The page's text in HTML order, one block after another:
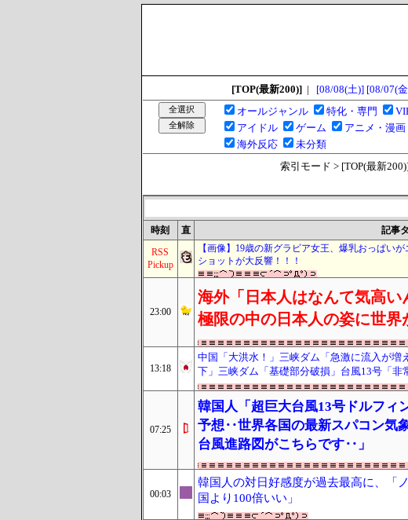
[TOP(最新200)] | [08/08(土)] [08/07(
オールジャンル
特化・専門
アイドル
ゲーム アニメ・漫画
海外反応
未分類
索引モード > [TOP(最新
時刻 直 記事
RSS
Pickup
【画像】19歳の新グラビア女王、爆乳おっぱい
ショットが大反響！！！
23:00
海外「日本人はなんて気高
極限の中の日本人の姿に世界
13:18
中国「大洪水！」三峡ダム「急激に流入が
下」三峡ダム「基礎部分破損」台風13号「
07:25
韓国人「超巨大台風13号ドルフィ
予想‥世界各国の最新スパコン気
台風進路図がこちらです‥」
00:03
韓国人の対日好感度が過去最高に、「
国より100倍いい」